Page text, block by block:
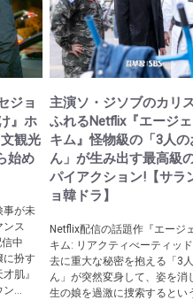
ジョ
』ホ
観光
始め
事が未
ンス
中
に扮す
肌』
ン...
主演ソ・ジソブのカリ
ふれるNetflix『エージェ
キム』怪物級の「3人の
ん」が生み出す最高級
パイアクション!【サラ
ョ韓ドラ】
Netflix配信の話題作『エージ
キム: リアクティべーティッ
去に重大な秘密を抱える「3
ん」が突然変身して、姿を消
生の娘を過激に捜索するとい